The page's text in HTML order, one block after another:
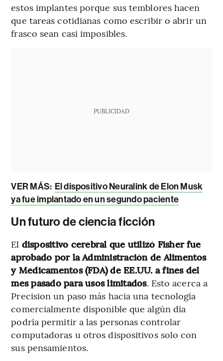
estos implantes porque sus temblores hacen
que tareas cotidianas como escribir o abrir un
frasco sean casi imposibles.
PUBLICIDAD
VER MÁS: El dispositivo Neuralink de Elon Musk
ya fue implantado en un segundo paciente
Un futuro de ciencia ficción
El dispositivo cerebral que utilizó Fisher fue
aprobado por la Administración de Alimentos
y Medicamentos (FDA) de EE.UU. a fines del
mes pasado para usos limitados. Esto acerca a
Precision un paso más hacia una tecnología
comercialmente disponible que algún día
podría permitir a las personas controlar
computadoras u otros dispositivos solo con
sus pensamientos.